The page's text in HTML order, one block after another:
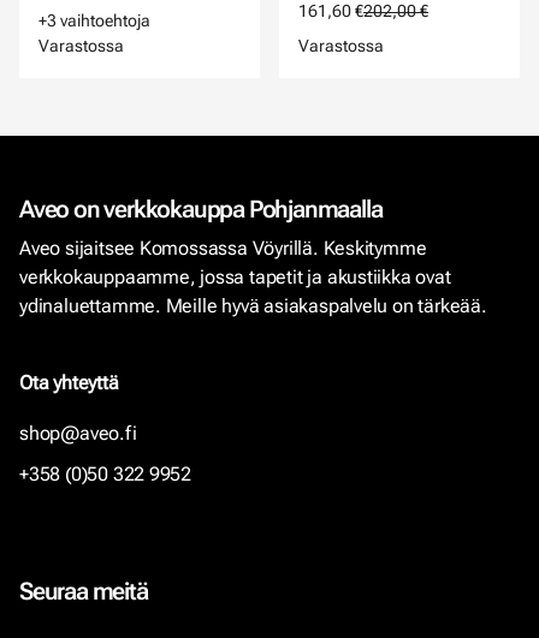
+3 vaihtoehtoja
Varastossa
161,60 €202,00 €
Varastossa
Aveo on verkkokauppa Pohjanmaalla
Aveo sijaitsee Komossassa Vöyrillä. Keskitymme
verkkokauppaamme, jossa tapetit ja akustiikka ovat
ydinaluettamme. Meille hyvä asiakaspalvelu on tärkeää.
Ota yhteyttä
shop@aveo.fi
+358 (0)50 322 9952
Seuraa meitä